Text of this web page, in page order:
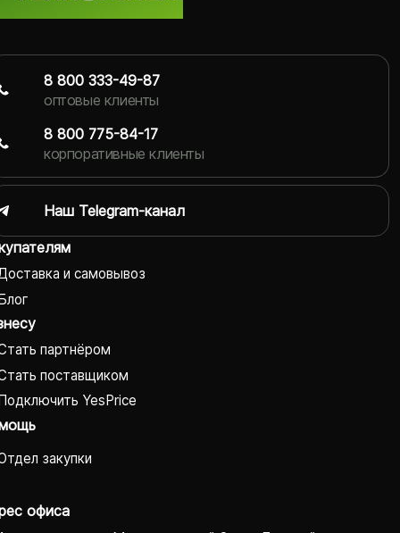
и самовывоз
партнёром
поставщиком
YesPrice
закупки
офиса
8 800 333-49-87
оптовые клиенты
8 800 775-84-17
корпоративные клиенты
Наш Telegram-канал